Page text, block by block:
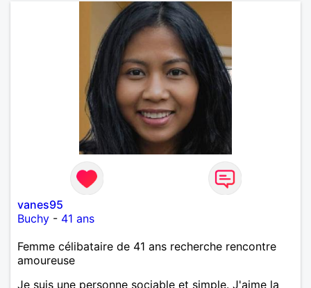
vanes95
Buchy - 41 ans
Femme célibataire de 41 ans recherche rencontre
amoureuse
Je suis une personne sociable et simple. J'aime la